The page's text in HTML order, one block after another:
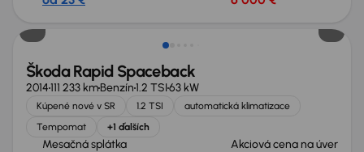
Škoda Rapid Spaceback
2014111 233 kmBenzín1.2 TSI63 kW
Kúpené nové v SR 1.2 TSI
automatická klimatizace
Tempomat
+1 ďalších
Mesačná splátka Akciová cena na úver